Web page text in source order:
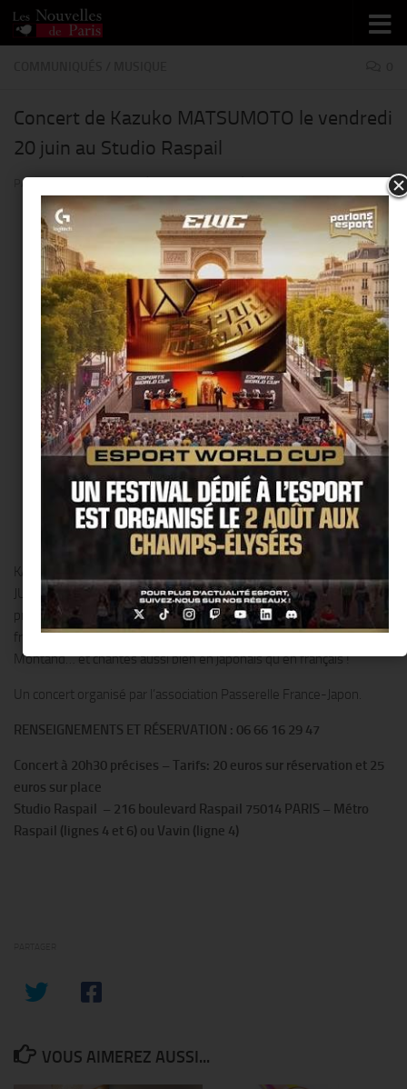
Skip to content
Concert de Kazuko MATSUMOTO le vendredi
20 juin au Studio Raspail
PAR
KAZUKO MATSUMOTO se produira en concert le VENDREDI 20
JUIN À 20H30 au studio Raspail pour la première fois en France. Au
programme, un florilège de grands classiques de la chanson
française tirés du répertoire d’Edith Piaf, Barbara, Jacques Brel, Yves
Montand… et chantés aussi bien en japonais qu’en français !
Un concert organisé par l’association Passerelle France-Japon.
RENSEIGNEMENTS ET RÉSERVATION : 06 66 16 29 47
Concert à 20h30 précises – Tarifs: 20 euros sur réservation et 25
euros sur place
Studio Raspail – 216 boulevard Raspail 75014 PARIS – Métro
Raspail (lignes 4 et 6) ou Vavin (ligne 4)
VOUS AIMEREZ AUSSI...